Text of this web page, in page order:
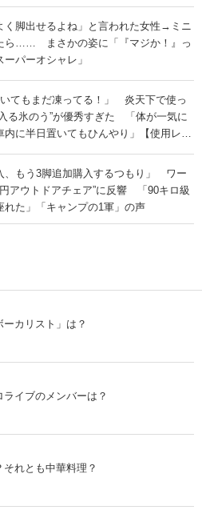
く脚出せるよね」と言われた女性→ミニ
ら…… まさかの姿に「『マジか！』っ
パーオシャレ」
いてもまだ凍ってる！」 炎天下で使っ
る氷のう”が優秀すぎた 「体が一気に
に半日置いてもひんやり」【使用レビ
、もう3脚追加購入するつもり」 ワー
アウトドアチェア”に反響 「90キロ級
れた」「キャンプの1軍」の声
カリスト」は？
イブのメンバーは？
れとも中華料理？